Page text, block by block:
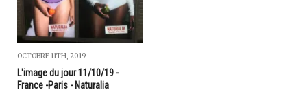
OCTOBRE 11TH, 2019
L'image du jour 11/10/19 -
France -Paris - Naturalia